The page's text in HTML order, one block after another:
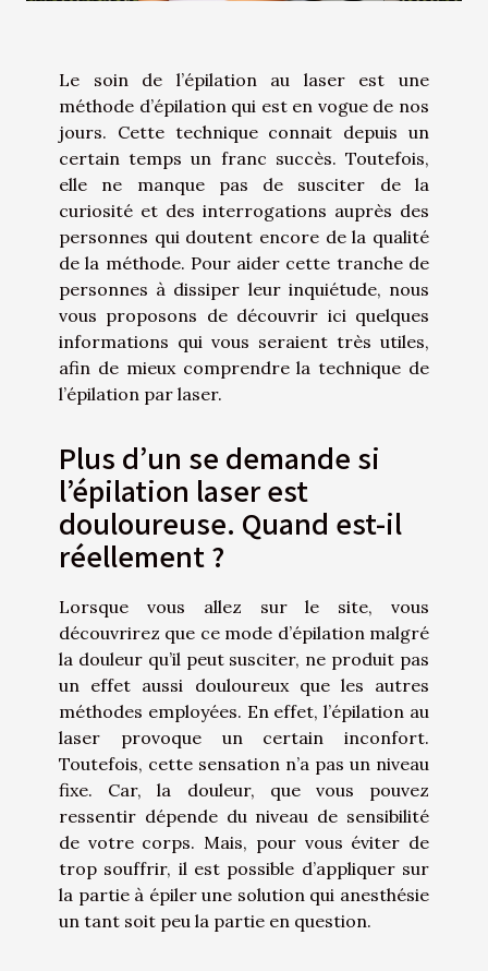
Le soin de l’épilation au laser est une
méthode d’épilation qui est en vogue de nos
jours. Cette technique connait depuis un
certain temps un franc succès. Toutefois,
elle ne manque pas de susciter de la
curiosité et des interrogations auprès des
personnes qui doutent encore de la qualité
de la méthode. Pour aider cette tranche de
personnes à dissiper leur inquiétude, nous
vous proposons de découvrir ici quelques
informations qui vous seraient très utiles,
afin de mieux comprendre la technique de
l’épilation par laser.
Plus d’un se demande si
l’épilation laser est
douloureuse. Quand est-il
réellement ?
Lorsque vous allez sur le site, vous
découvrirez que ce mode d’épilation malgré
la douleur qu’il peut susciter, ne produit pas
un effet aussi douloureux que les autres
méthodes employées. En effet, l’épilation au
laser provoque un certain inconfort.
Toutefois, cette sensation n’a pas un niveau
fixe. Car, la douleur, que vous pouvez
ressentir dépende du niveau de sensibilité
de votre corps. Mais, pour vous éviter de
trop souffrir, il est possible d’appliquer sur
la partie à épiler une solution qui anesthésie
un tant soit peu la partie en question.